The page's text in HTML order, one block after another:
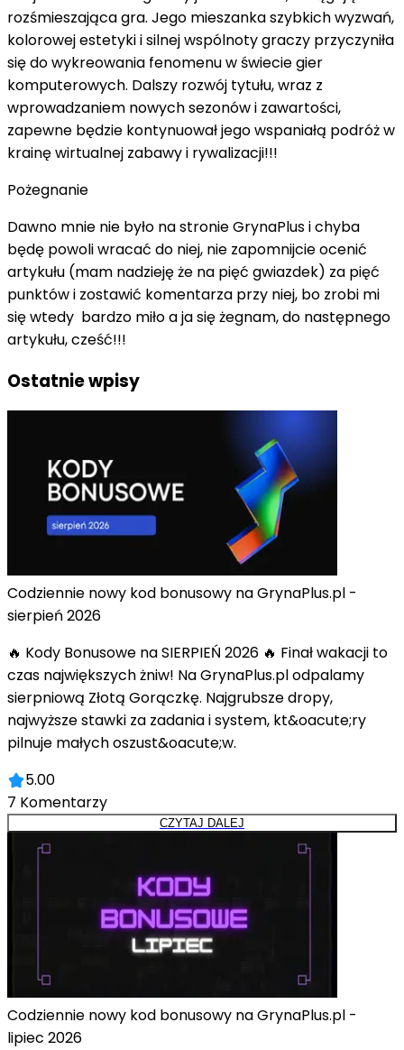
rozśmieszająca gra. Jego mieszanka szybkich wyzwań,
kolorowej estetyki i silnej wspólnoty graczy przyczyniła
się do wykreowania fenomenu w świecie gier
komputerowych. Dalszy rozwój tytułu, wraz z
wprowadzaniem nowych sezonów i zawartości,
zapewne będzie kontynuował jego wspaniałą podróż w
krainę wirtualnej zabawy i rywalizacji!!!
Pożegnanie
Dawno mnie nie było na stronie GrynaPlus i chyba
będę powoli wracać do niej, nie zapomnijcie ocenić
artykułu (mam nadzieję że na pięć gwiazdek) za pięć
punktów i zostawić komentarza przy niej, bo zrobi mi
się wtedy bardzo miło a ja się żegnam, do następnego
artykułu, cześć!!!
Ostatnie wpisy
Codziennie nowy kod bonusowy na GrynaPlus.pl -
sierpień 2026
🔥 Kody Bonusowe na SIERPIEŃ 2026 🔥 Finał wakacji to
czas największych żniw! Na GrynaPlus.pl odpalamy
sierpniową Złotą Gorączkę. Najgrubsze dropy,
najwyższe stawki za zadania i system, kt&oacute;ry
pilnuje małych oszust&oacute;w.
5.00
7 Komentarzy
CZYTAJ DALEJ
Codziennie nowy kod bonusowy na GrynaPlus.pl -
lipiec 2026